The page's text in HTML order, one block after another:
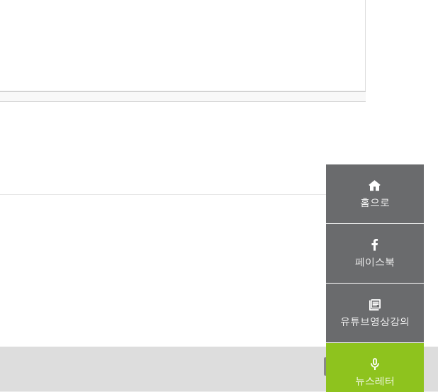
홈으로
페이스북
유튜브영상강의
뉴스레터